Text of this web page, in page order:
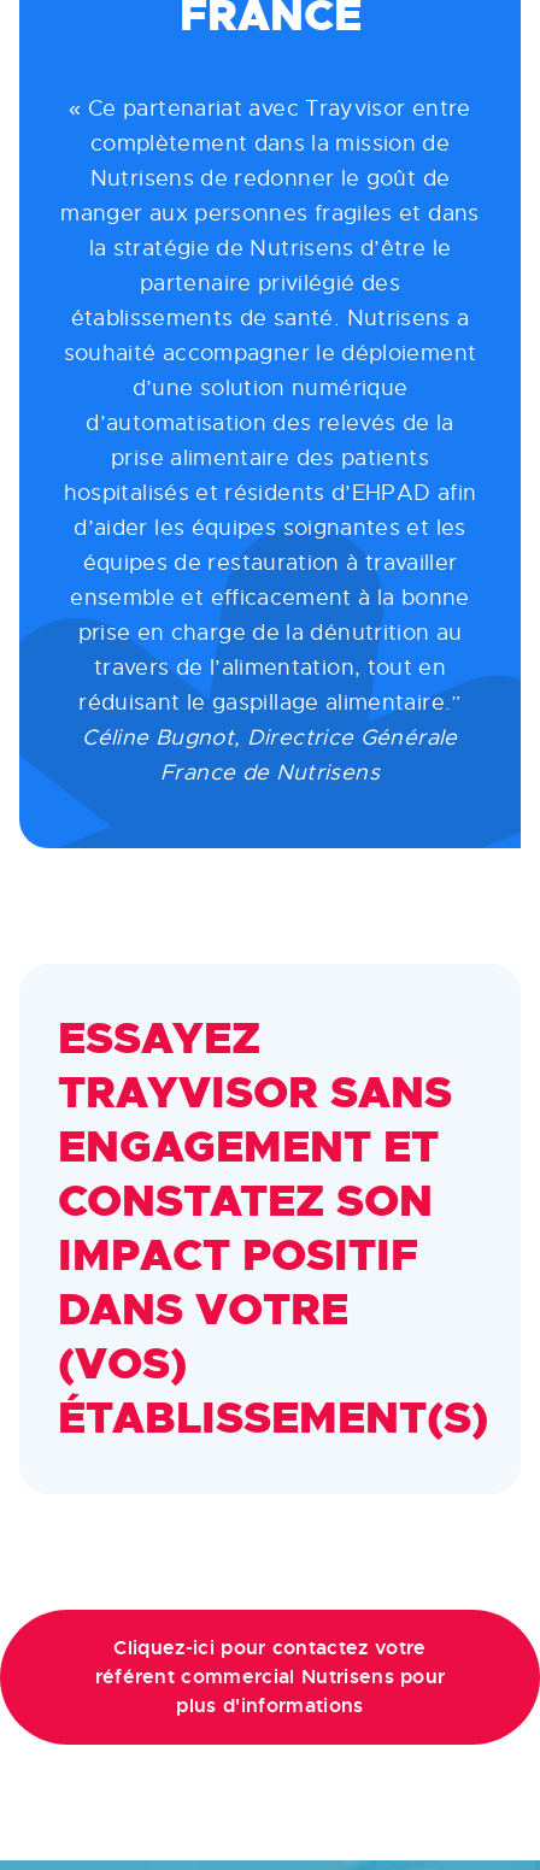
FRANCE
« Ce partenariat avec Trayvisor entre
complètement dans la mission de
Nutrisens de redonner le goût de
manger aux personnes fragiles et dans
la stratégie de Nutrisens d’être le
partenaire privilégié des
établissements de santé. Nutrisens a
souhaité accompagner le déploiement
d’une solution numérique
d’automatisation des relevés de la
prise alimentaire des patients
hospitalisés et résidents d’EHPAD afin
d’aider les équipes soignantes et les
équipes de restauration à travailler
ensemble et efficacement à la bonne
prise en charge de la dénutrition au
travers de l’alimentation, tout en
réduisant le gaspillage alimentaire.”
Céline Bugnot, Directrice Générale
France de Nutrisens
ESSAYEZ
TRAYVISOR SANS
ENGAGEMENT ET
CONSTATEZ SON
IMPACT POSITIF
DANS VOTRE
(VOS)
ÉTABLISSEMENT(S)
Cliquez-ici pour contactez votre
référent commercial Nutrisens pour
plus d'informations